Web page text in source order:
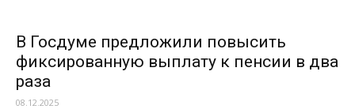
В Госдуме предложили повысить
фиксированную выплату к пенсии в два
раза
08.12.2025